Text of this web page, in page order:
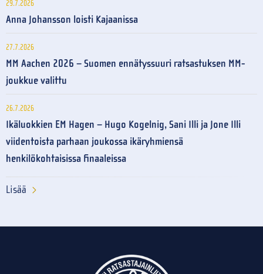
29.7.2026
Anna Johansson loisti Kajaanissa
27.7.2026
MM Aachen 2026 – Suomen ennätyssuuri ratsastuksen MM-
joukkue valittu
26.7.2026
Ikäluokkien EM Hagen – Hugo Kogelnig, Sani Illi ja Jone Illi
viidentoista parhaan joukossa ikäryhmiensä
henkilökohtaisissa finaaleissa
Lisää